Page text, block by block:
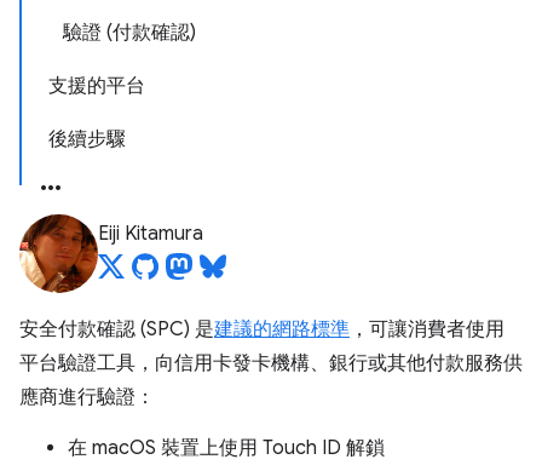
驗證 (付款確認)
支援的平台
後續步驟
Eiji Kitamura
安全付款確認 (SPC) 是建議的網路標準 ，可讓消費者使用
平台驗證工具，向信用卡發卡機構、銀行或其他付款服務供
應商進行驗證：
在 macOS 裝置上使用 Touch ID 解鎖